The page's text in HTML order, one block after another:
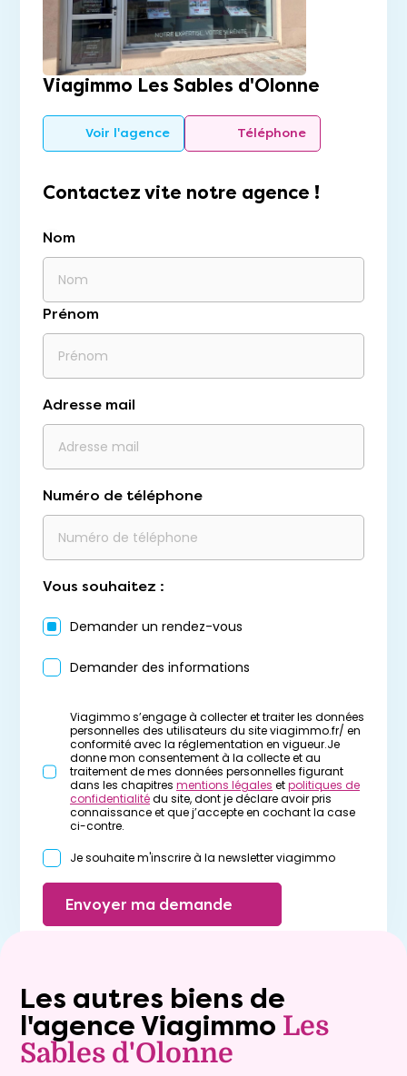
Viagimmo Les Sables d'Olonne
Voir l'agence Téléphone
Contactez vite notre agence !
Nom
Prénom
Adresse mail
Numéro de téléphone
Vous souhaitez :
Demander un rendez-vous
Demander des informations
Viagimmo s’engage à collecter et traiter les données
personnelles des utilisateurs du site viagimmo.fr/ en
conformité avec la réglementation en vigueur.Je
donne mon consentement à la collecte et au
traitement de mes données personnelles figurant
dans les chapitres mentions légales etpolitiques de
confidentialitédu site, dont je déclare avoir pris
connaissance et que j’accepte en cochant la case
ci-contre.
Je souhaite m'inscrire à la newsletter viagimmo
Envoyer ma demande
Les autres biens de
l'agence Viagimmo Les
Sables d'Olonne